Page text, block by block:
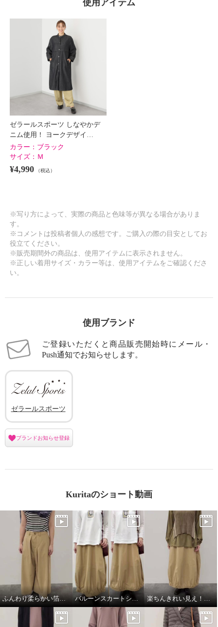
使用アイテム
ゼラールスポーツ しなやかデ
ニム使用！ ヨークデザイ…
カラー： ブラック
サイズ： Ｍ
¥4,990 （税込）
※写り方によって、実際の商品と色味等が異なる場合がありま
す。
※コメントは投稿者個人の感想です。ご購入の際の目安としてお
役立てください。
※販売期間外の商品は、使用アイテムに表示されません。
※正しい着用サイズ・カラー等は、使用アイテムをご確認くださ
い。
使用ブランド
ご登録いただくと商品販売開始時にメール・
Push通知でお知らせします。
ゼラールスポーツ
ブランドお知らせ登録
Kuritaのショート動画
ふんわり柔らかい箔プリントストール バルーンスカートシルエット比較 楽ちんきれい見え！春コーデ